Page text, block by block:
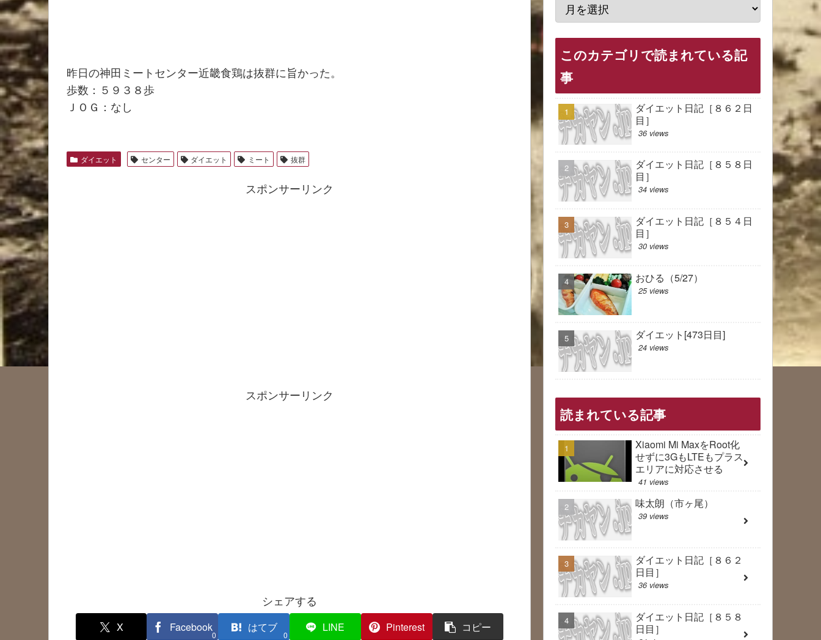
昨日の神田ミートセンター近畿食鶏は抜群に旨かった。
歩数：５９３８歩
ＪＯＧ：なし
ダイエット センター ダイエット ミート 抜群
スポンサーリンク
スポンサーリンク
シェアする
X Facebook
0
はてブ
0
LINE Pinterest コピー
このカテゴリで読まれている記
事
ダイエット日記［８６２日
目］
36 views
ダイエット日記［８５８日
目］
34 views
ダイエット日記［８５４日
目］
30 views
おひる（5/27）
25 views
ダイエット[473日目]
24 views
読まれている記事
Xiaomi Mi MaxをRoot化
せずに3GもLTEもプラス
エリアに対応させる
41 views
味太朗（市ヶ尾）
39 views
ダイエット日記［８６２
日目］
36 views
ダイエット日記［８５８
日目］